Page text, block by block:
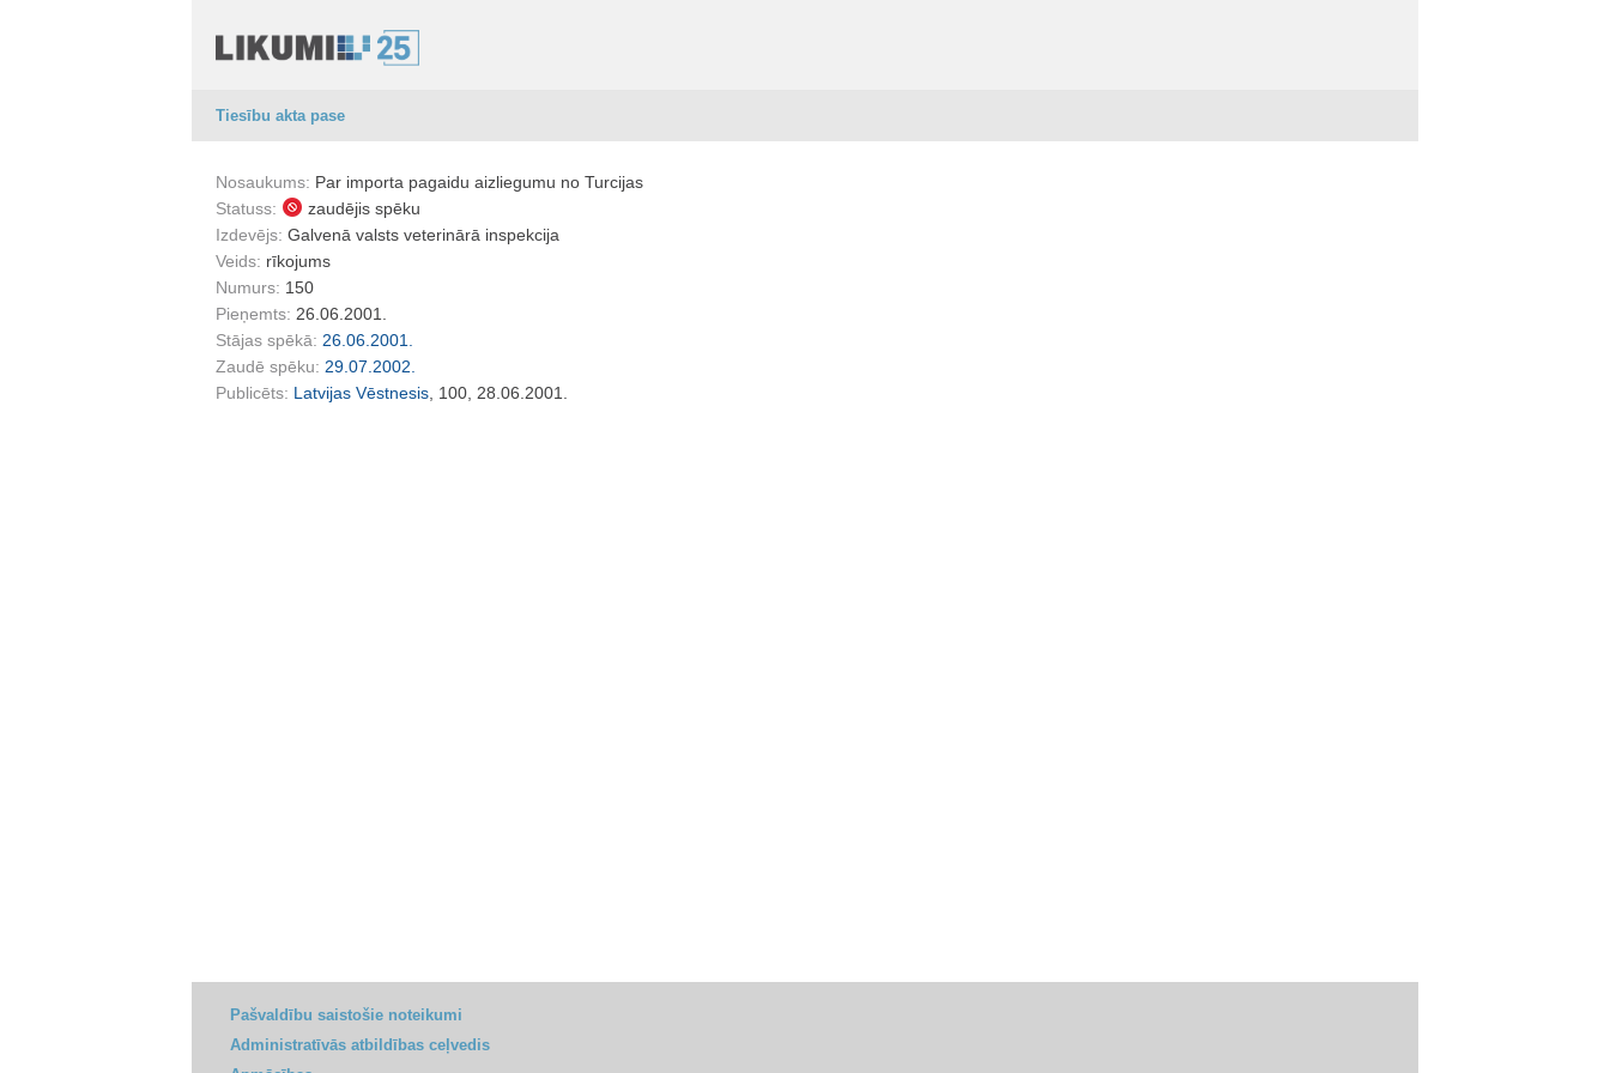
Tiesību akta pase
Nosaukums: Par importa pagaidu aizliegumu no Turcijas
Statuss:
zaudējis spēku
Izdevējs: Galvenā valsts veterinārā inspekcija
Veids: rīkojums
Numurs: 150
Pieņemts: 26.06.2001.
Stājas spēkā: 26.06.2001.
Zaudē spēku: 29.07.2002.
Publicēts: Latvijas Vēstnesis , 100, 28.06.2001.
Pašvaldību saistošie noteikumi
Administratīvās atbildības ceļvedis